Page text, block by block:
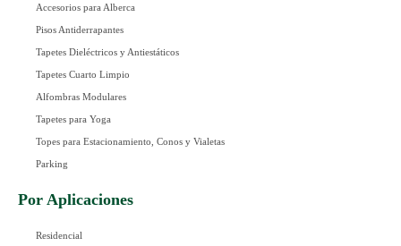
Accesorios para Alberca
Pisos Antiderrapantes
Tapetes Dieléctricos y Antiestáticos
Tapetes Cuarto Limpio
Alfombras Modulares
Tapetes para Yoga
Topes para Estacionamiento, Conos y Vialetas
Parking
Por Aplicaciones
Residencial